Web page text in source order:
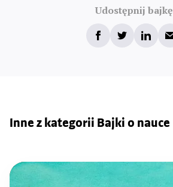
Udostępnij bajkę
Inne z kategorii Bajki o nauce